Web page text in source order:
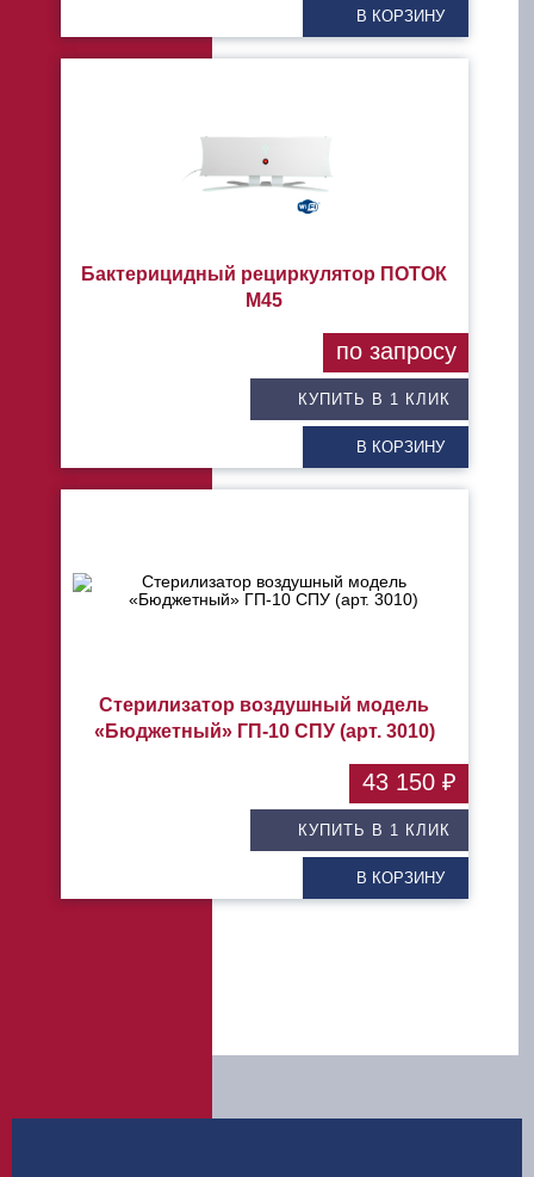
В КОРЗИНУ
Бактерицидный рециркулятор ПОТОК
М45
КУПИТЬ В 1 КЛИК
В КОРЗИНУ
по запросу
Стерилизатор воздушный модель
«Бюджетный» ГП-10 СПУ (арт. 3010)
КУПИТЬ В 1 КЛИК
В КОРЗИНУ
43 150 ₽